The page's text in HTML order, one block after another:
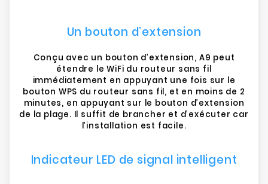
Un bouton d’extension
Conçu avec un bouton d’extension, A9 peut
étendre le WiFi du routeur sans fil
immédiatement en appuyant une fois sur le
bouton WPS du routeur sans fil, et en moins de 2
minutes, en appuyant sur le bouton d’extension
de la plage. Il suffit de brancher et d’exécuter car
l’installation est facile.
Indicateur LED de signal intelligent